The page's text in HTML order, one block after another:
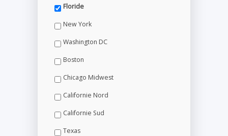
Floride
New York
Washington DC
Boston
Chicago Midwest
Californie Nord
Californie Sud
Texas